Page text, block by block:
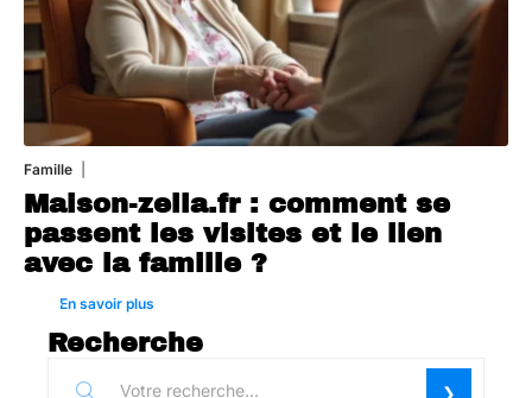
Famille
Maison-zelia.fr : comment se
passent les visites et le lien
avec la famille ?
En savoir plus
Recherche